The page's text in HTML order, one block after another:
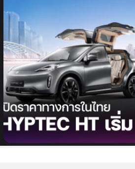
เปิดราคา HYPTEC HT รถ
ใหญ่ อย่างเป็นทางการในไทย
ล้านบาท วิ่งไกล 620 กม.